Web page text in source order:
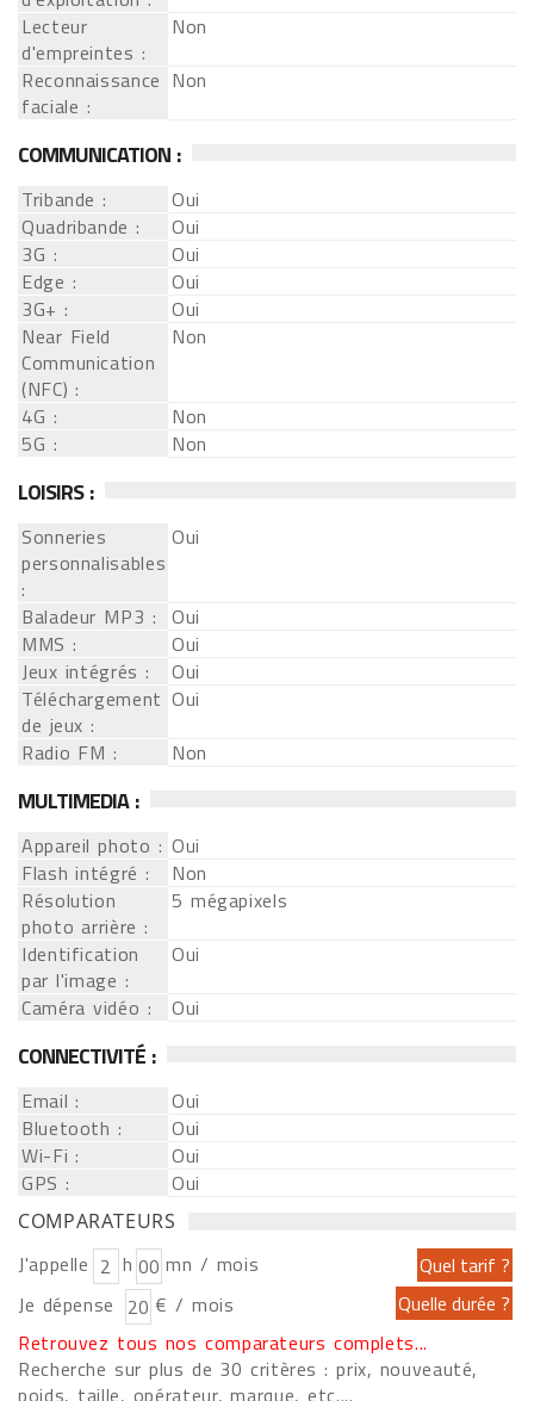
Lecteur
d'empreintes :
Non
Reconnaissance
faciale :
Non
COMMUNICATION :
Tribande :
Oui
Quadribande :
Oui
3G :
Oui
Edge :
Oui
3G+ :
Oui
Near Field
Communication
(NFC) :
Non
4G :
Non
5G :
Non
LOISIRS :
Sonneries
personnalisables
:
Oui
Baladeur MP3 : Oui
MMS :
Oui
Jeux intégrés :
Oui
Téléchargement
de jeux :
Oui
Radio FM :
Non
MULTIMEDIA :
Appareil photo : Oui
Flash intégré :
Non
Résolution
photo arrière :
5 mégapixels
Identification
par l'image :
Oui
Caméra vidéo :
Oui
CONNECTIVITÉ :
Email :
Oui
Bluetooth :
Oui
Wi-Fi :
Oui
GPS :
Oui
COMPARATEURS
J'appelle h
mn / mois
Je dépense
€ / mois
Retrouvez tous nos comparateurs complets...
Recherche sur plus de 30 critères : prix, nouveauté,
poids, taille, opérateur, marque, etc....